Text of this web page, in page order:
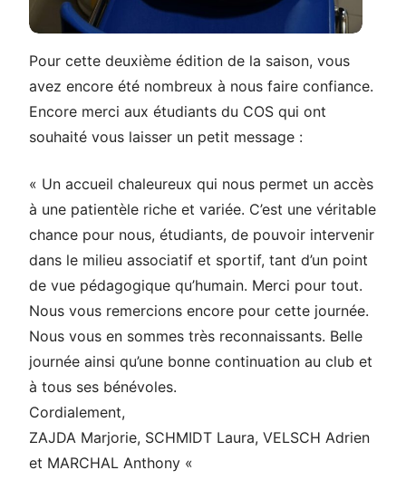
Pour cette deuxième édition de la saison, vous
avez encore été nombreux à nous faire confiance.
Encore merci aux étudiants du COS qui ont
souhaité vous laisser un petit message :
« Un accueil chaleureux qui nous permet un accès
à une patientèle riche et variée. C’est une véritable
chance pour nous, étudiants, de pouvoir intervenir
dans le milieu associatif et sportif, tant d’un point
de vue pédagogique qu’humain. Merci pour tout.
Nous vous remercions encore pour cette journée.
Nous vous en sommes très reconnaissants. Belle
journée ainsi qu’une bonne continuation au club et
à tous ses bénévoles.
Cordialement,
ZAJDA Marjorie, SCHMIDT Laura, VELSCH Adrien
et MARCHAL Anthony «